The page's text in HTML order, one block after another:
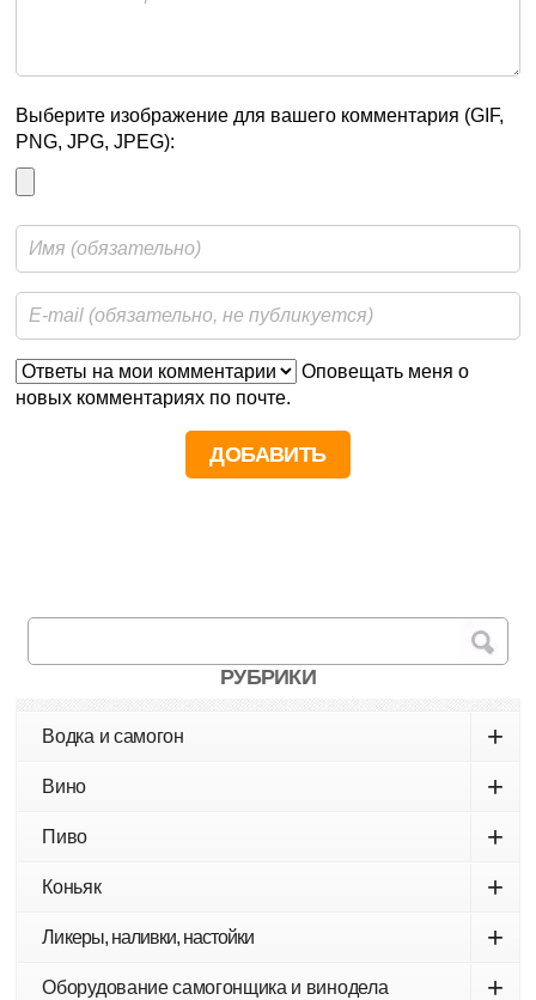
Выберите изображение для вашего комментария (GIF,
PNG, JPG, JPEG):
Оповещать меня о
новых комментариях по почте.
РУБРИКИ
Водка и самогон +
Вино +
Пиво +
Коньяк +
Ликеры, наливки, настойки +
Оборудование самогонщика и винодела +